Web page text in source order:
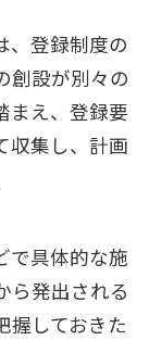
、登録制度の
創設が別々の
まえ、登録要
収集し、計画
で具体的な施
ら発出される
握しておきた